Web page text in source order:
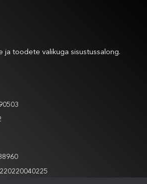
ja toodete valikuga sisustussalong.